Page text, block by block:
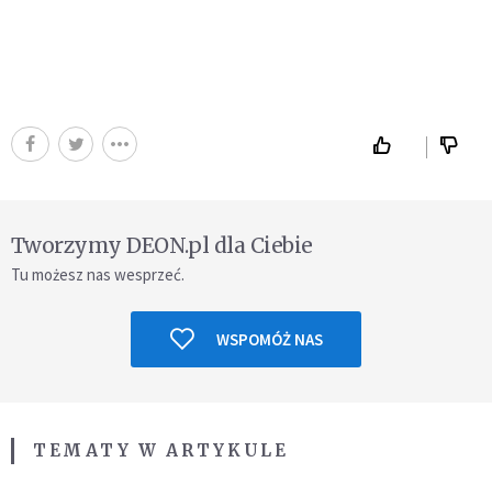
Tworzymy DEON.pl dla Ciebie
Tu możesz nas wesprzeć.
WSPOMÓŻ NAS
TEMATY W ARTYKULE